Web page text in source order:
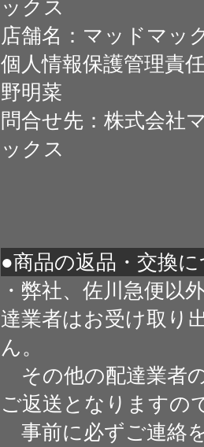
ックス
店舗名：マッドマッ
個人情報保護管理責
野明菜
問合せ先：株式会社
ックス
●商品の返品・交換
・弊社、佐川急便以
達業者はお受け取り
ん。
その他の配達業者
ご返送となりますの
事前に必ずご連絡